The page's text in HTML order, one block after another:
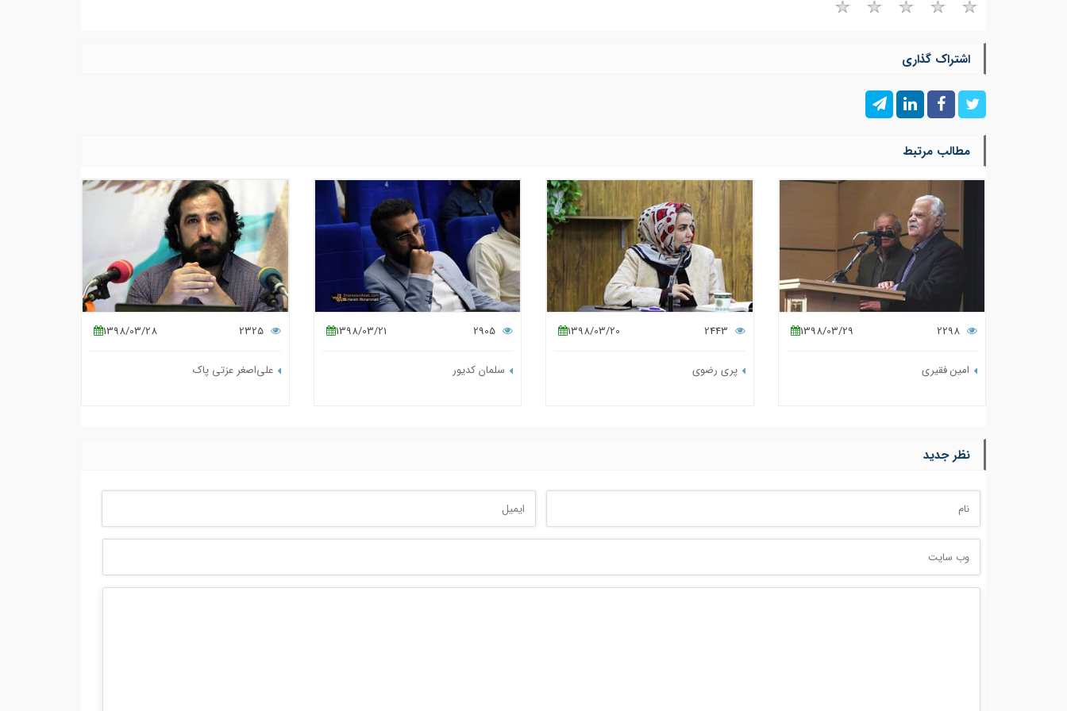
اشتراک گذاری
مطالب مرتبط
1398/03/29
امین فقیری
1398/03/20
پری رضوی
1398/03/21
سلمان کدیور
1398/03/28 2325
علی‌اصغر عزتی پاک
نظر جدید